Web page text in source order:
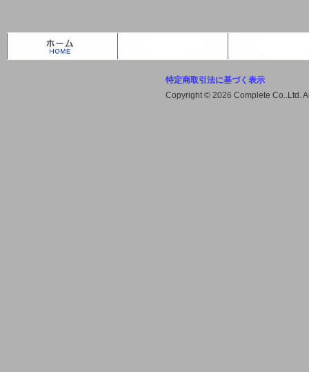
2014-03-23 (日)
【電子マネー決済のお知らせ】
特定商取引法に基づく表示
Copyright © 2026 Complete Co..Ltd.